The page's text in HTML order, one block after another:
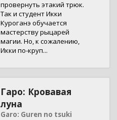
провернуть этакий трюк.
Так и студент Икки
Куроганэ обучается
мастерству рыцарей
магии. Но, к сожалению,
Икки по-круп...
Гаро: Кровавая
луна
Garo: Guren no tsuki